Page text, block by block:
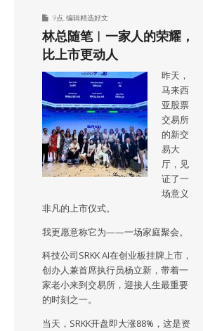
9点 编辑精选好文
林总随笔︱一家人的荣耀，
比上市更动人
昨天，
马来西
亚股票
交易所
的新交
易大
厅，见
证了一
场意义
非凡的上市仪式。
我更愿意称它为——一场家庭聚会。
科技公司SRKK AI在创业板挂牌上市，
创办人兼首席执行员杨立新，带着一
家老小来到交易所，迎接人生最重要
的时刻之一。
当天，SRKK开盘即大涨88%，这是资